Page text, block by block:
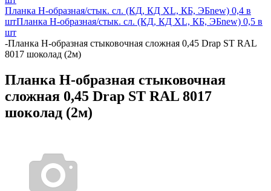
Планка H-образная/стык. сл. (КД, КД XL, КБ, ЭБnew) 0,4 в
штПланка H-образная/стык. сл. (КД, КД XL, КБ, ЭБnew) 0,5 в
шт
-Планка Н-образная стыковочная сложная 0,45 Drap ST RAL
8017 шоколад (2м)
Планка Н-образная стыковочная
сложная 0,45 Drap ST RAL 8017
шоколад (2м)